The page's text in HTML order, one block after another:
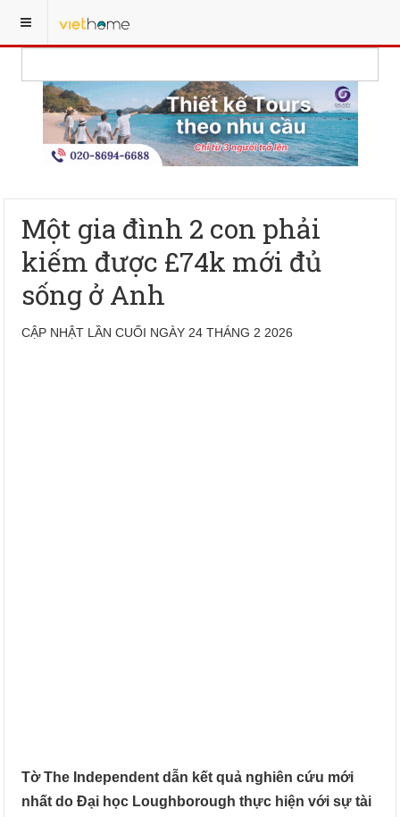
Một gia đình 2 con phải
kiếm được £74k mới đủ
sống ở Anh
CẬP NHẬT LẦN CUỐI NGÀY 24 THÁNG 2 2026
Tờ The Independent dẫn kết quả nghiên cứu mới
nhất do Đại học Loughborough thực hiện với sự tài